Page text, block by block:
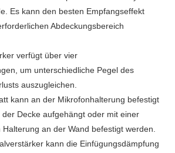
Es kann den besten Empfangseffekt
Abdeckungsbereich
verfügt über vier
um unterschiedliche Pegel des
auszugleichen.
kann an der Mikrofonhalterung befestigt
Decke aufgehängt oder mit einer
an der Wand befestigt werden.
kann die Einfügungsdämpfung